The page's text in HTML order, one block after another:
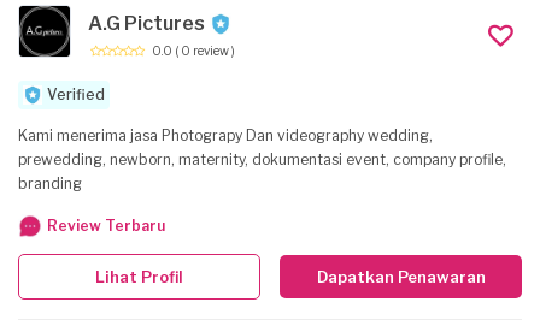
A.G Pictures
0.0 ( 0 review )
Verified
Kami menerima jasa Photograpy Dan videography wedding,
prewedding, newborn, maternity, dokumentasi event, company profile,
branding
Review Terbaru
Dapatkan Penawaran
Lihat Profil